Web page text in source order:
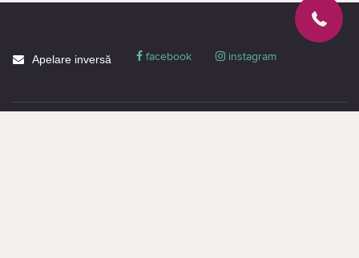
Apelare inversă facebook instagram